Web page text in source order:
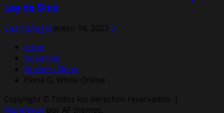
Ley de Dios
CuartoAngel enero 14, 2023 0
Inicio
Nosotros
Nuestro Sitios
Elena G. White Online
Copyright © Todos los derechos reservados. |
MoreNews por AF themes.